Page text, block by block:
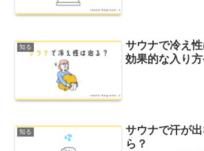
知る
サウナで冷え
効果的な入り
知る
サウナで汗が
ら？